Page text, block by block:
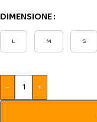
DIMENSIONE
L M S
- +